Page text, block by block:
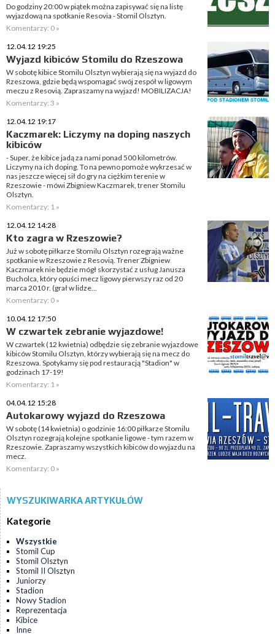
Do godziny 20:00 w piątek można zapisywać się na listę
wyjazdową na spotkanie Resovia - Stomil Olsztyn.
Komentarzy: 0 »
12.04.12 19:25
Wyjazd kibiców Stomilu do Rzeszowa
W sobotę kibice Stomilu Olsztyn wybierają się na wyjazd do
Rzeszowa, gdzie będą wspomagać swój zespół w ligowym
meczu z Resovią. Zapraszamy na wyjazd! MOBILIZACJA!
Komentarzy: 3 »
12.04.12 19:17
Kaczmarek: Liczymy na doping naszych
kibiców
- Super, że kibice jadą za nami ponad 500 kilometrów.
Liczymy na ich doping. To na pewno pomoże wykrzesać w
nas jeszcze więcej sił do gry na ciężkim terenie w
Rzeszowie - mówi Zbigniew Kaczmarek, trener Stomilu
Olsztyn.
Komentarzy: 1 »
12.04.12 14:28
Kto zagra w Rzeszowie?
Już w sobotę piłkarze Stomilu Olsztyn rozegrają ważne
spotkanie w Rzeszowie z Resovią. Trener Zbigniew
Kaczmarek nie będzie mógł skorzystać z usług Janusza
Bucholca, który opuści mecz ligowy pierwszy raz od 20
marca 2010 r. (grał w lidze...
Komentarzy: 0 »
10.04.12 17:50
W czwartek zebranie wyjazdowe!
W czwartek (12 kwietnia) odbędzie się zebranie wyjazdowe
kibiców Stomilu Olsztyn, którzy wybierają się na mecz do
Rzeszowa. Spotykamy się pod restauracją "Stadion" w
godzinach 17-19!
Komentarzy: 1 »
04.04.12 15:28
Autokarowy wyjazd do Rzeszowa
W sobotę (14 kwietnia) o godzinie 16:00 piłkarze Stomilu
Olsztyn rozegrają kolejne spotkanie ligowe - tym razem w
Rzeszowie. Zapraszamy wszystkich kibiców do wyjazdu na
mecz.
Komentarzy: 0 »
WYSZUKIWARKA ARTYKUŁÓW
Kategorie
Wszystkie
Stomil Cup
Stomil Olsztyn
Stomil II Olsztyn
Juniorzy
Stadion
Nowy Stadion
Reprezentacja
Kibice
Inne